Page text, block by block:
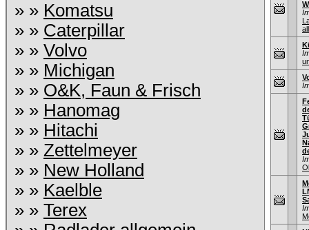
» » Komatsu
» » Caterpillar
» » Volvo
» » Michigan
» » O&K, Faun & Frisch
» » Hanomag
» » Hitachi
» » Zettelmeyer
» » New Holland
» » Kaelble
» » Terex